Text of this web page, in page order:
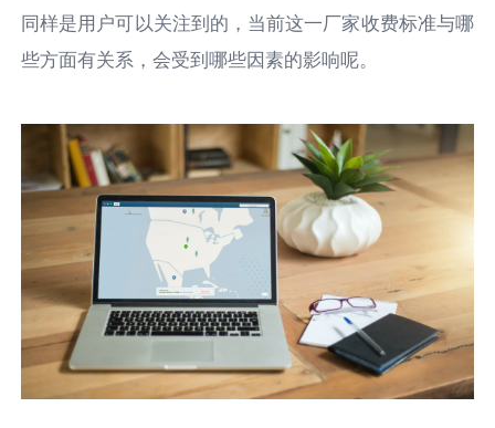
同样是用户可以关注到的，当前这一厂家收费标准与哪
些方面有关系，会受到哪些因素的影响呢。